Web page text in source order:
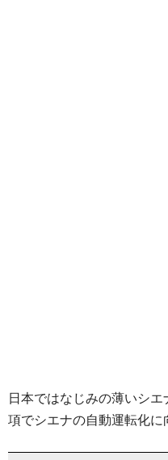
日本ではなじみの薄いシ
項でシエナの自動運転化に